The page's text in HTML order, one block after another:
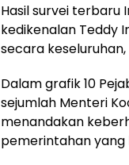
Hasil survei terbaru
kedikenalan Teddy
secara
Dalam grafik 10
sejumlah Menteri
menandakan
pemerintahan yang